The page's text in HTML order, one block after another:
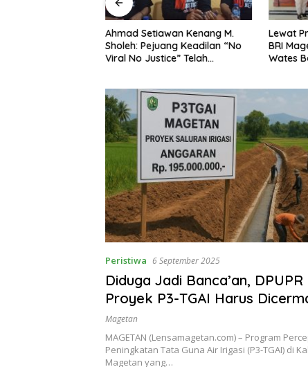
Ahmad Setiawan Kenang M.
Sholeh: Pejuang Keadilan “No
Viral No Justice” Telah
Lewat
BRI
Wates
Peristiwa 6 September 2025
Diduga Jadi Banca’an,
Proyek P3-TGAI Harus
Bersama
Magetan
MAGETAN (Lensamagetan.com) – Program
Peningkatan Tata Guna Air Irigasi (P3-TGAI) di
Magetan yang…